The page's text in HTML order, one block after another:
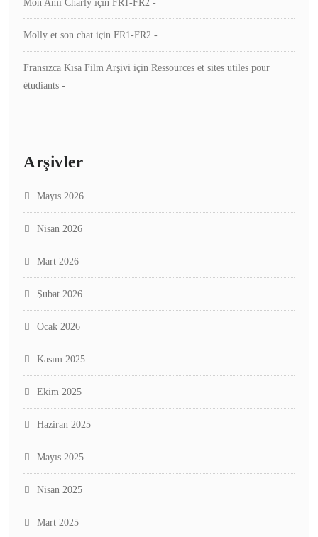
Mon Ami Charly için FR1-FR2 -
Molly et son chat için FR1-FR2 -
Fransızca Kısa Film Arşivi için Ressources et sites utiles pour
étudiants -
Arşivler
Mayıs 2026
Nisan 2026
Mart 2026
Şubat 2026
Ocak 2026
Kasım 2025
Ekim 2025
Haziran 2025
Mayıs 2025
Nisan 2025
Mart 2025